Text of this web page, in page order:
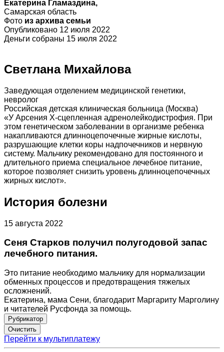
Екатерина Гламаздина,
Самарская область
Фото из архива семьи
Опубликовано 12 июля 2022
Деньги собраны 15 июля 2022
Светлана Михайлова
Заведующая отделением медицинской генетики,
невролог
Российская детская клиническая больница (Москва)
«У Арсения Х-сцепленная адренолейкодистрофия. При
этом генетическом заболевании в организме ребенка
накапливаются длинноцепочечные жирные кислоты,
разрушающие клетки коры надпочечников и нервную
систему. Мальчику рекомендовано для постоянного и
длительного приема специальное лечебное питание,
которое позволяет снизить уровень длинноцепочечных
жирных кислот».
История болезни
15 августа 2022
Сеня Старков получил полугодовой запас
лечебного питания.
Это питание необходимо мальчику для нормализации
обменных процессов и предотвращения тяжелых
осложнений.
Екатерина, мама Сени, благодарит Маргариту Марголину
и читателей Русфонда за помощь.
Рубрикатор
Перейти к мультиплатежу